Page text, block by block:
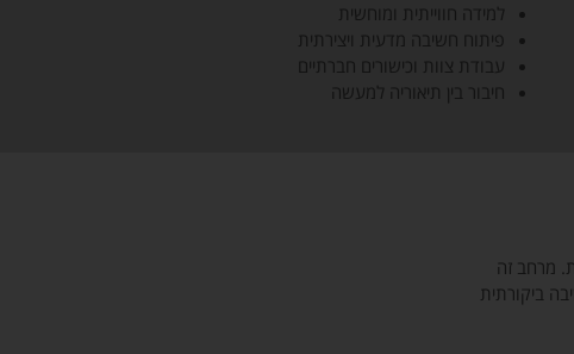
למידה חווייתית ומוחשית
פיתוח חשיבה מדעית ויצירתית
עבודת צוות וכישורים חברתיים
חיבור בין תיאוריה למעשה
מרחב זה
ביקורתית